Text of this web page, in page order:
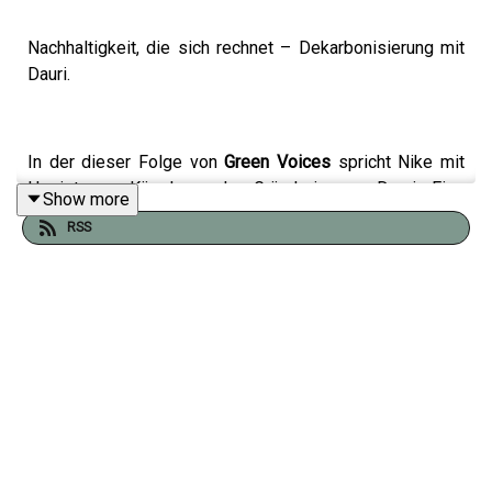
Nachhaltigkeit, die sich rechnet – Dekarbonisierung mit
Dauri.
In der dieser Folge vonGreen Voices spricht Nike mit
Harriet von Kügelgen, der Gründerin von Dauri. Eine
digitale Plattform, die Unternehmen dabei hilft, ihre CO₂-
Emissionen zu reduzieren.
Show more
RSS